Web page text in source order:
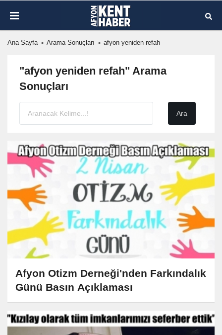
Ana Sayfa Arama Sonuçları afyon yeniden refah
"afyon yeniden refah" Arama
Sonuçları
Afyon Otizm Derneği'nden Farkındalık
Günü Basın Açıklaması